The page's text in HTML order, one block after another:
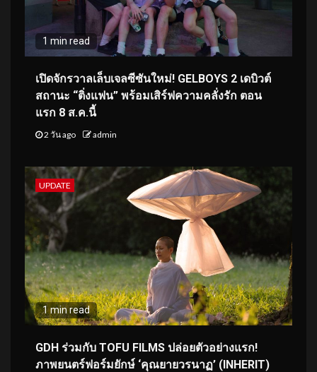
1 min read
เปิดจักรวาลเล็บเจลซีซันใหม่! GELBOYS 2 เดบิวต์
สถานะ “ติ่งแฟน” พร้อมเสิร์ฟความคลั่งรัก ตอน
แรก 8 ส.ค.นี้
2 วัน ago admin
UPDATE
1 min read
GDH ร่วมกับ TOFU FILMS ปล่อยตัวอย่างแรก!
ภาพยนตร์ฟอร์มยักษ์ ‘คุณยายวรนาฏ’ (INHERIT)